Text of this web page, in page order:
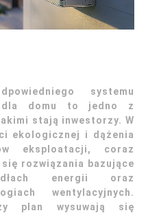
systemu
dla domu to jedno z
stają inwestorzy. W
ekologicznej i dążenia
eksploatacji, coraz
rozwiązania bazujące
energii oraz
wentylacyjnych.
plan wysuwają się